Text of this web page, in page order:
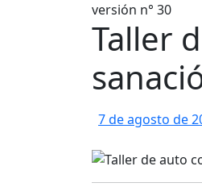
versión n° 30
Taller
7 de agosto de